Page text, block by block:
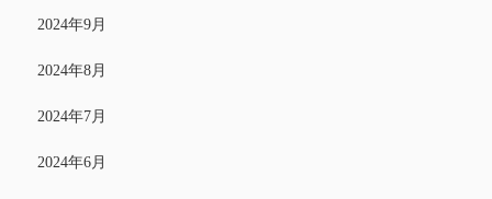
2024年9月
2024年8月
2024年7月
2024年6月